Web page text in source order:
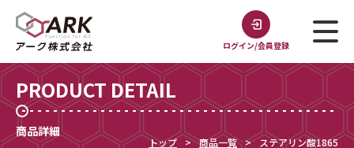
ログイン/会員登録
PRODUCT DETAIL
商品詳細
トップ 商品一覧 ステアリン酸1865